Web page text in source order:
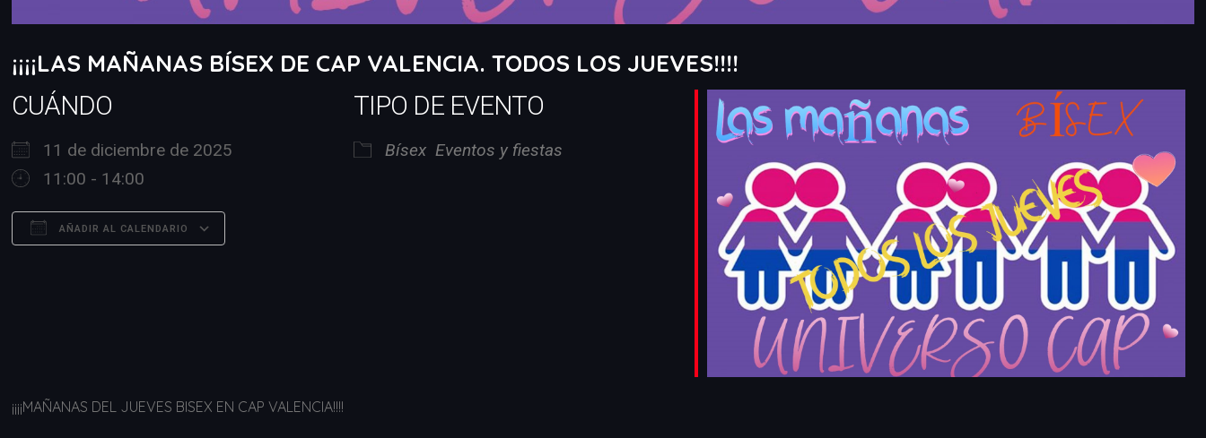
¡¡¡¡LAS MAÑANAS BÍSEX DE CAP VALENCIA. TODOS LOS JUEVES!!!!
CUÁNDO
11 de diciembre de 2025
11:00 - 14:00
AÑADIR AL CALENDARIO
Office 365 Outlook Live
TIPO DE EVENTO
Bísex Eventos y fiestas
¡¡¡¡MAÑANAS DEL JUEVES BISEX EN CAP VALENCIA!!!!